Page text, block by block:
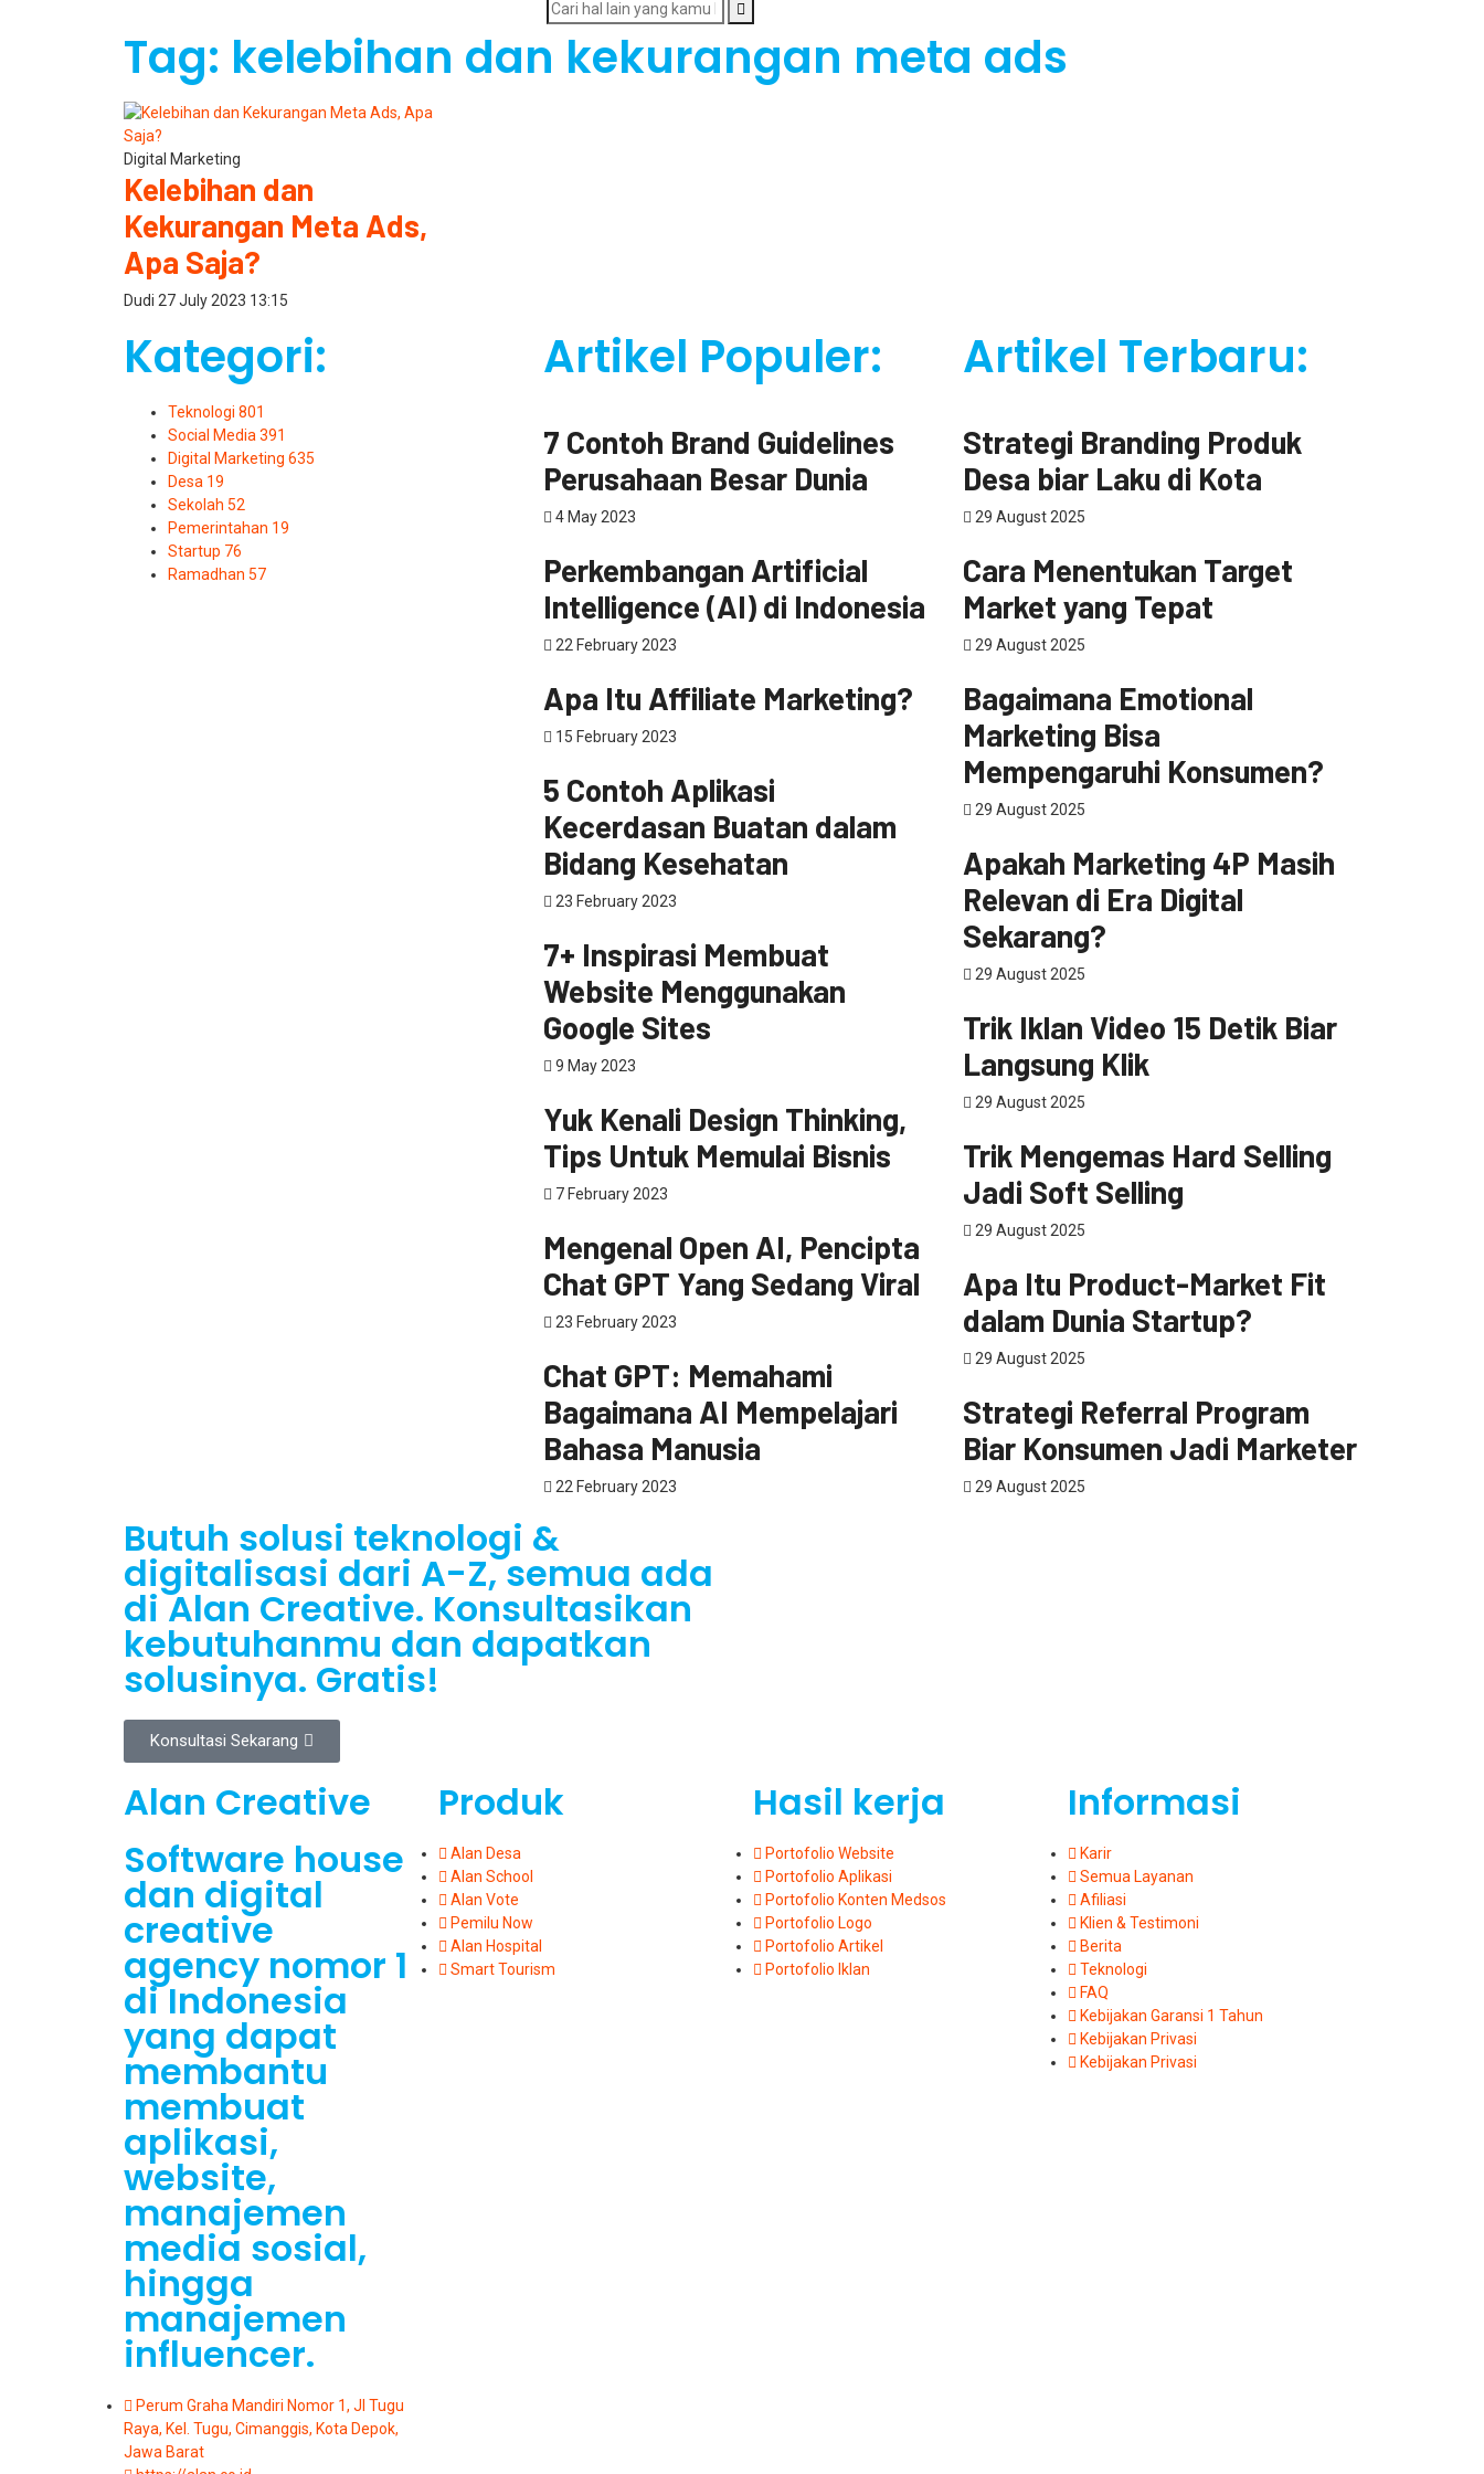
Tag: kelebihan dan kekurangan meta ads
Digital Marketing
Kelebihan dan
Kekurangan Meta Ads,
Apa Saja?
Dudi 27 July 2023 13:15
Kategori:
Teknologi 801
Social Media 391
Digital Marketing 635
Desa 19
Sekolah 52
Pemerintahan 19
Startup 76
Ramadhan 57
Artikel Populer:
7 Contoh Brand Guidelines
Perusahaan Besar Dunia
4 May 2023
Perkembangan Artificial
Intelligence (AI) di Indonesia
22 February 2023
Apa Itu Affiliate Marketing?
15 February 2023
5 Contoh Aplikasi
Kecerdasan Buatan dalam
Bidang Kesehatan
23 February 2023
7+ Inspirasi Membuat
Website Menggunakan
Google Sites
9 May 2023
Yuk Kenali Design Thinking,
Tips Untuk Memulai Bisnis
7 February 2023
Mengenal Open AI, Pencipta
Chat GPT Yang Sedang Viral
23 February 2023
Chat GPT: Memahami
Bagaimana AI Mempelajari
Bahasa Manusia
22 February 2023
Artikel Terbaru:
Strategi Branding Produk
Desa biar Laku di Kota
29 August 2025
Cara Menentukan Target
Market yang Tepat
29 August 2025
Bagaimana Emotional
Marketing Bisa
Mempengaruhi Konsumen?
29 August 2025
Apakah Marketing 4P Masih
Relevan di Era Digital
Sekarang?
29 August 2025
Trik Iklan Video 15 Detik Biar
Langsung Klik
29 August 2025
Trik Mengemas Hard Selling
Jadi Soft Selling
29 August 2025
Apa Itu Product-Market Fit
dalam Dunia Startup?
29 August 2025
Strategi Referral Program
Biar Konsumen Jadi Marketer
29 August 2025
Butuh solusi teknologi &
digitalisasi dari A-Z, semua ada
di Alan Creative. Konsultasikan
kebutuhanmu dan dapatkan
solusinya. Gratis!
Konsultasi Sekarang
Alan Creative
Software house
dan digital
creative
agency nomor 1
di Indonesia
yang dapat
membantu
membuat
aplikasi,
website,
manajemen
media sosial,
hingga
manajemen
influencer.
Perum Graha Mandiri Nomor 1, Jl Tugu
Raya, Kel. Tugu, Cimanggis, Kota Depok,
Jawa Barat
Produk
Alan Desa
Alan School
Alan Vote
Pemilu Now
Alan Hospital
Smart Tourism
Hasil kerja
Portofolio Website
Portofolio Aplikasi
Portofolio Konten Medsos
Portofolio Logo
Portofolio Artikel
Portofolio Iklan
Informasi
Karir
Semua Layanan
Afiliasi
Klien & Testimoni
Berita
Teknologi
FAQ
Kebijakan Garansi 1 Tahun
Kebijakan Privasi
Kebijakan Privasi